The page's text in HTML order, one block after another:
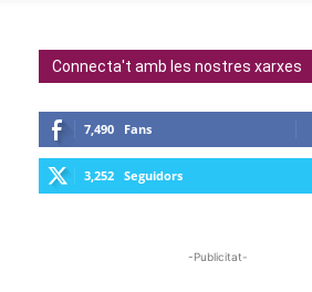
Connecta't amb les nostres xarxes
7,490 Fans
3,252 Seguidors
-Publicitat-